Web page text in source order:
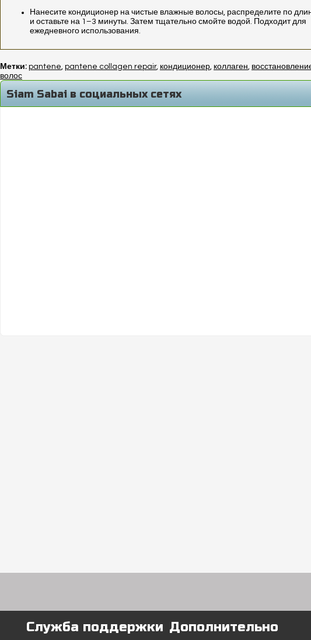
Нанесите кондиционер на чистые влажные волосы, распределите по
и оставьте на 1–3 минуты. Затем тщательно смойте водой. Подходит для
ежедневного использования.
Метки: pantene, pantene collagen repair, кондиционер, коллаген,
волос
Siam Sabai в социальных сетях
Служба поддержки Дополнительно